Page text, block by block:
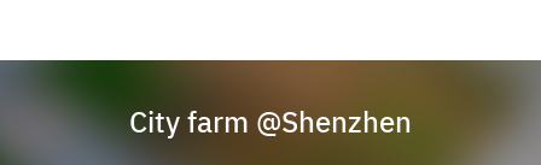
City farm @Shenzhen